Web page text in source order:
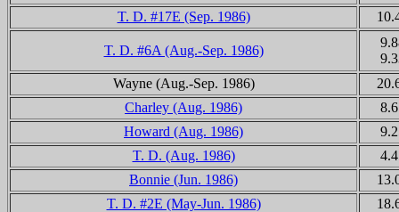
T. D. #17E (Sep. 1986)
T. D. #6A (Aug.-Sep. 1986)
Wayne (Aug.-Sep. 1986)
Charley (Aug. 1986)
Howard (Aug. 1986)
T. D. (Aug. 1986)
Bonnie (Jun. 1986)
T. D. #2E (May-Jun. 1986)